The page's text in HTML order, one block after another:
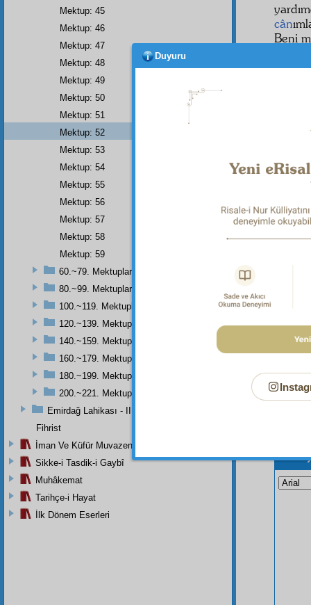
cân
Beni
da
böyle
Dipnot-1
"Bir
Gazâlî,
Bu
Mektup: 45
Mektup: 46
Mektup: 47
Mektup: 48
Mektup: 49
Mektup: 50
Mektup: 51
Mektup: 52
Mektup: 53
Mektup: 54
Mektup: 55
Mektup: 56
Mektup: 57
Mektup: 58
Mektup: 59
60.~79. Mektuplar
80.~99. Mektuplar
100.~119. Mektuplar
120.~139. Mektuplar
140.~159. Mektuplar
160.~179. Mektuplar
180.~199. Mektuplar
200.~221. Mektuplar
Emirdağ Lahikası - II
Fihrist
İman Ve Küfür Muvazeneleri
Sikke-i Tasdik-i Gaybî
Muhâkemat
Tarihçe-i Hayat
İlk Dönem Eserleri
Duyuru